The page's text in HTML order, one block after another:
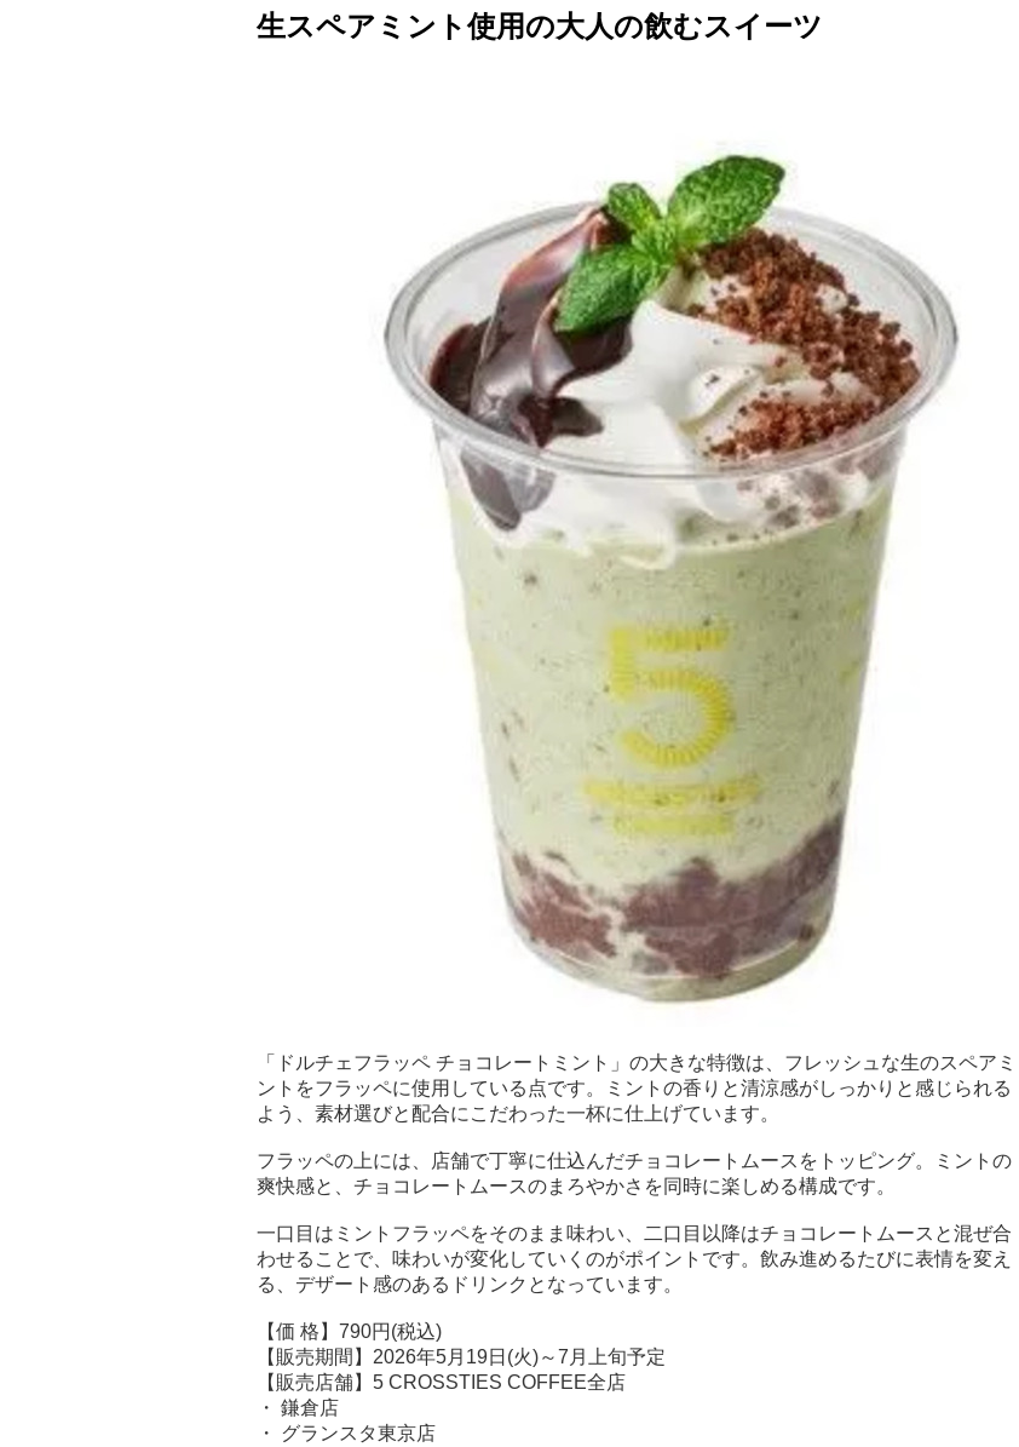
生スペアミント使用の大人の飲むスイーツ
「ドルチェフラッペ チョコレートミント」の大きな特徴は、フレッシュな生のスペアミ
ントをフラッペに使用している点です。ミントの香りと清涼感がしっかりと感じられる
よう、素材選びと配合にこだわった一杯に仕上げています。
フラッペの上には、店舗で丁寧に仕込んだチョコレートムースをトッピング。ミントの
爽快感と、チョコレートムースのまろやかさを同時に楽しめる構成です。
一口目はミントフラッペをそのまま味わい、二口目以降はチョコレートムースと混ぜ合
わせることで、味わいが変化していくのがポイントです。飲み進めるたびに表情を変え
る、デザート感のあるドリンクとなっています。
【価 格】790円(税込)
【販売期間】2026年5月19日(火)～7月上旬予定
【販売店舗】5 CROSSTIES COFFEE全店
・ 鎌倉店
・ グランスタ東京店